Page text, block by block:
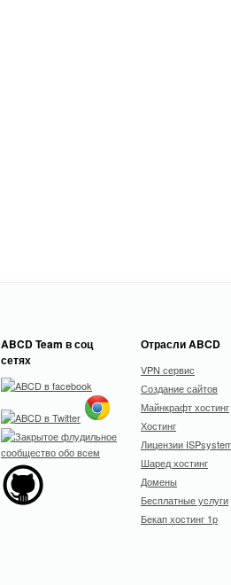
ABCD Team в соц
сетях
Отрасли ABCD
VPN сервис
Создание сайтов
Майнкрафт хостинг
Хостинг
Лицензии
Шаред хостинг
Домены
Бесплатные услуги
Бекап хостинг 1р